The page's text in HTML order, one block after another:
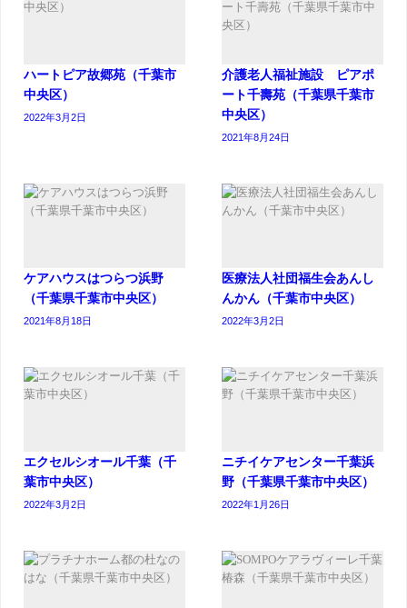
ハートピア故郷苑（千葉市
中央区）
2022年3月2日
介護老人福祉施設 ピアポ
ート千壽苑（千葉県千葉市
中央区）
2021年8月24日
ケアハウスはつらつ浜野
（千葉県千葉市中央区）
2021年8月18日
医療法人社団福生会あんし
んかん（千葉市中央区）
2022年3月2日
エクセルシオール千葉（千
葉市中央区）
2022年3月2日
ニチイケアセンター千葉浜
野（千葉県千葉市中央区）
2022年1月26日